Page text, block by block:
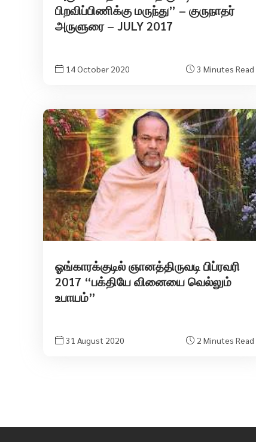
பிறவிப்பிணிக்கு மருந்து” – குருநாதர்
அருளுரை – JULY 2017
14 October 2020 3 Minutes Read
ஓங்காரக்குடில் ஞானத்திருவடி பிப்ரவரி
2017 “பக்தியே வினையை வெல்லும்
உபாயம்”
31 August 2020 2 Minutes Read